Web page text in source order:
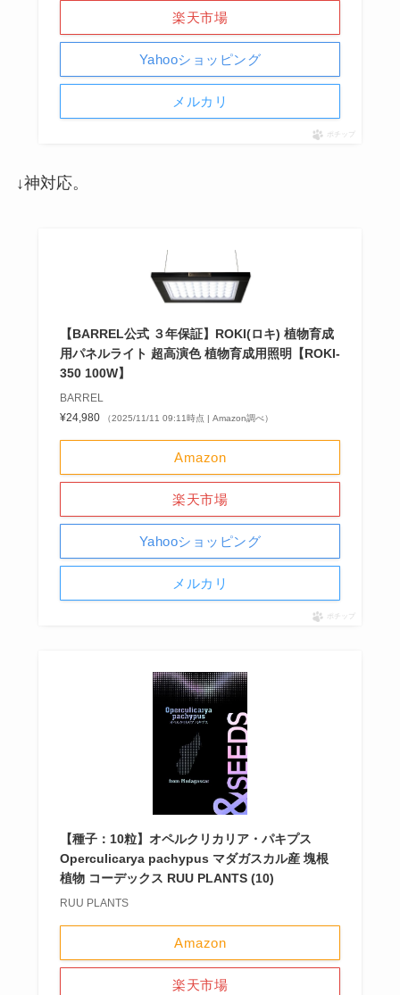
楽天市場
Yahooショッピング
メルカリ
ポチップ
↓神対応。
【BARREL公式 ３年保証】ROKI(ロキ) 植物育成
用パネルライト 超高演色 植物育成用照明【ROKI‐
350 100W】
BARREL
¥24,980
（2025/11/11 09:11時点 | Amazon調べ）
Amazon
楽天市場
Yahooショッピング
メルカリ
ポチップ
【種子：10粒】オペルクリカリア・パキプス
Operculicarya pachypus マダガスカル産 塊根
植物 コーデックス RUU PLANTS (10)
RUU PLANTS
Amazon
楽天市場